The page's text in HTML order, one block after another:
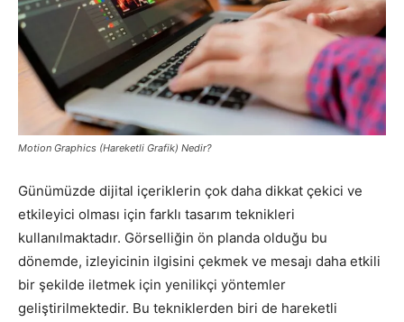
Pazarlaması
–
SEO,
SEM,
Motion Graphics (Hareketli Grafik) Nedir?
Günümüzde dijital içeriklerin çok daha dikkat çekici ve
etkileyici olması için farklı tasarım teknikleri
kullanılmaktadır. Görselliğin ön planda olduğu bu
dönemde, izleyicinin ilgisini çekmek ve mesajı daha etkili
bir şekilde iletmek için yenilikçi yöntemler
geliştirilmektedir. Bu tekniklerden biri de hareketli